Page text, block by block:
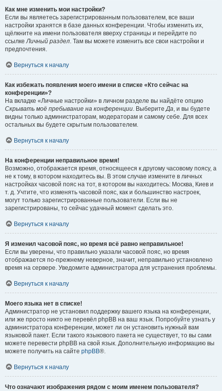
Как мне изменить мои настройки?
Если вы являетесь зарегистрированным пользователем, все ваши
настройки хранятся в базе данных конференции. Чтобы изменить их,
щёлкните на имени пользователя вверху страницы и перейдите по
ссылкеЛичный раздел. Там вы можете изменить все свои настройки и
предпочтения.
Вернуться к началу
Как избежать появления моего имени в списке «Кто сейчас на
конференции»?
На вкладке «Личные настройки» в личном разделе вы найдёте опцию
Скрывать моё пребывание на конференции. ВыберитеДа, и вы будете
видны только администраторам, модераторам и самому себе. Для всех
остальных вы будете скрытым пользователем.
Вернуться к началу
На конференции неправильное время!
Возможно, отображается время, относящееся к другому часовому поясу, а
не к тому, в котором находитесь вы. В этом случае измените в личных
настройках часовой пояс на тот, в котором вы находитесь: Москва, Киев и
т. д. Учтите, что изменять часовой пояс, как и большинство настроек,
могут только зарегистрированные пользователи. Если вы не
зарегистрированы, то сейчас удачный момент сделать это.
Вернуться к началу
Я изменил часовой пояс, но время всё равно неправильное!
Если вы уверены, что правильно указали часовой пояс, но время
отображается по-прежнему неверное, значит, неправильно установлено
время на сервере. Уведомите администратора для устранения проблемы.
Вернуться к началу
Моего языка нет в списке!
Администратор не установил поддержку вашего языка на конференции,
или же просто никто не перевёл phpBB на ваш язык. Попробуйте узнать у
администратора конференции, может ли он установить нужный вам
языковой пакет. Если такого языкового пакета не существует, то вы сами
можете перевести phpBB на свой язык. Дополнительную информацию вы
можете получить на сайте phpBB®.
Вернуться к началу
Что означают изображения рядом с моим именем пользователя?